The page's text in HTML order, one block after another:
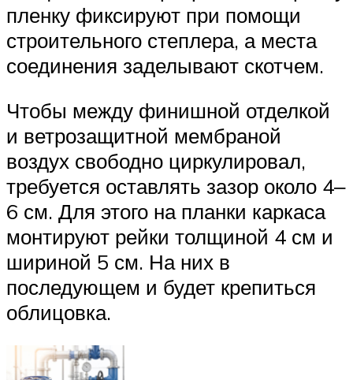
пленку фиксируют при помощи
строительного степлера, а места
соединения заделывают скотчем.
Чтобы между финишной отделкой
и ветрозащитной мембраной
воздух свободно циркулировал,
требуется оставлять зазор около 4‒
6 см. Для этого на планки каркаса
монтируют рейки толщиной 4 см и
шириной 5 см. На них в
последующем и будет крепиться
облицовка.